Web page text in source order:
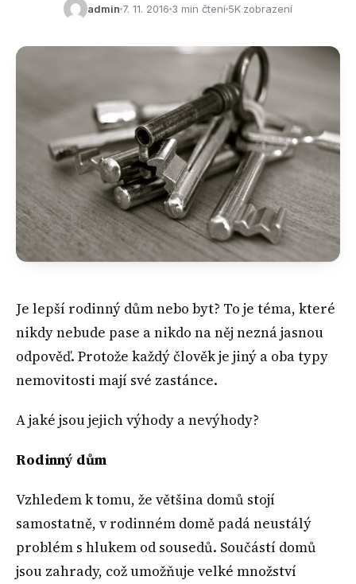
admin 7. 11. 2016 3 min čtení 5K zobrazení
Je lepší rodinný dům nebo byt? To je téma, které
nikdy nebude pase a nikdo na něj nezná jasnou
odpověď. Protože každý člověk je jiný a oba typy
nemovitosti mají své zastánce.
A jaké jsou jejich výhody a nevýhody?
Rodinný dům
Vzhledem k tomu, že většina domů stojí
samostatně, v rodinném domě padá neustálý
problém s hlukem od sousedů. Součástí domů
jsou zahrady, což umožňuje velké množství